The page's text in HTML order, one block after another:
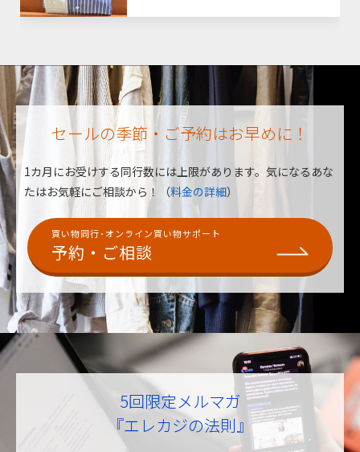
セールの季節・ご予約はお早めに！
1カ月にお受けする同行数には上限があります。 気になるあな
たはお気軽にご相談から！（料金の詳細）
買い物同行･オンライン買い物サポート
予約・ご相談
5回限定メルマガ
『エレカジの法則』